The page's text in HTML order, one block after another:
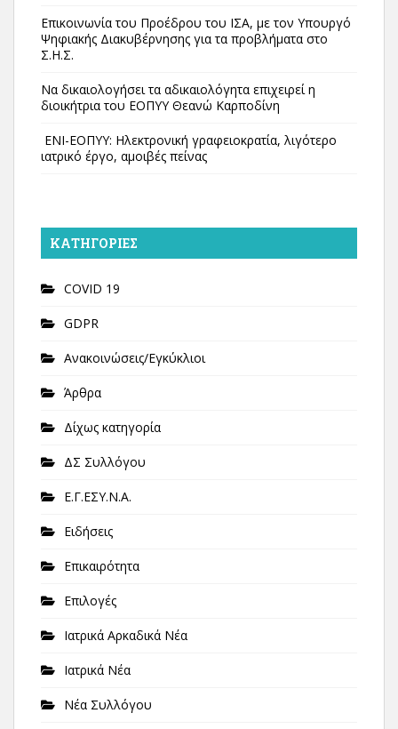
Επικοινωνία του Προέδρου του ΙΣΑ, με τον Υπουργό
Ψηφιακής Διακυβέρνησης για τα προβλήματα στο
Σ.Η.Σ.
Να δικαιολογήσει τα αδικαιολόγητα επιχειρεί η
διοικήτρια του ΕΟΠΥΥ Θεανώ Καρποδίνη
ΕΝΙ-ΕΟΠΥΥ: Ηλεκτρονική γραφειοκρατία, λιγότερο
ιατρικό έργο, αμοιβές πείνας
KΑΤΗΓΟΡΊΕΣ
COVID 19
GDPR
Ανακοινώσεις/Εγκύκλιοι
Άρθρα
Δίχως κατηγορία
ΔΣ Συλλόγου
Ε.Γ.ΕΣΥ.Ν.Α.
Ειδήσεις
Επικαιρότητα
Επιλογές
Ιατρικά Αρκαδικά Νέα
Ιατρικά Νέα
Νέα Συλλόγου